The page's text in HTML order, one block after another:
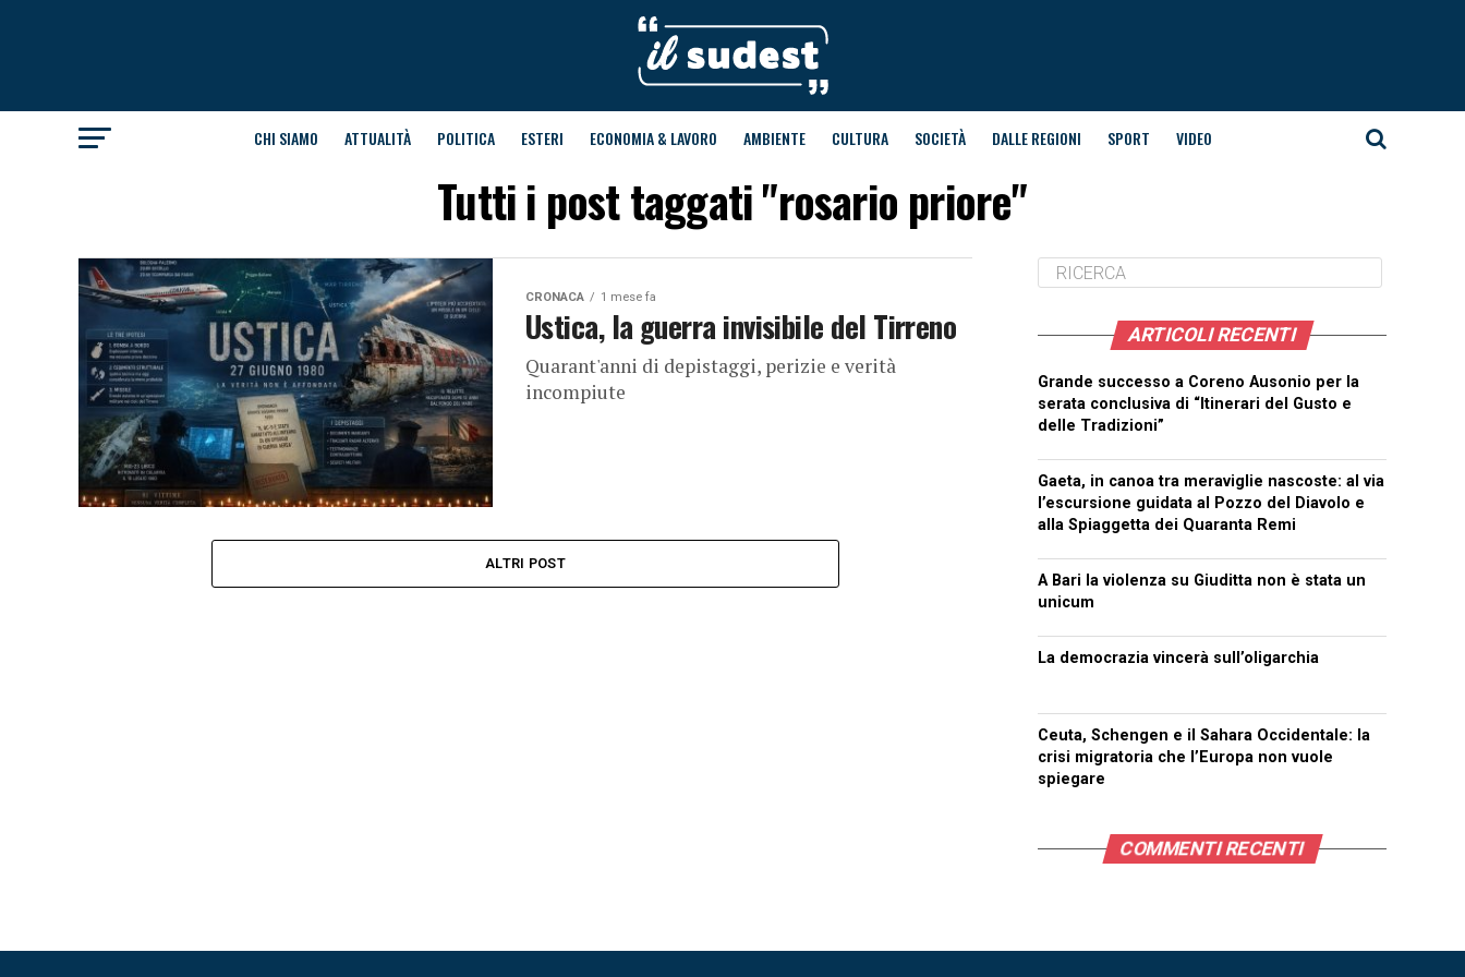
CHI SIAMO ATTUALITÀ POLITICA ESTERI ECONOMIA & LAVORO AMBIENTE CULTURA SOCIETÀ DALLE REGIONI SPORT VIDEO
Tutti i post taggati "rosario priore"
CRONACA 1 mese fa
Ustica, la guerra invisibile del Tirreno
Quarant'anni di depistaggi, perizie e verità
incompiute
ALTRI POST
ARTICOLI RECENTI
Grande successo a Coreno Ausonio per la
serata conclusiva di “Itinerari del Gusto e
delle Tradizioni”
Gaeta, in canoa tra meraviglie nascoste: al via
l’escursione guidata al Pozzo del Diavolo e
alla Spiaggetta dei Quaranta Remi
A Bari la violenza su Giuditta non è stata un
unicum
La democrazia vincerà sull’oligarchia
Ceuta, Schengen e il Sahara Occidentale: la
crisi migratoria che l’Europa non vuole
spiegare
COMMENTI RECENTI